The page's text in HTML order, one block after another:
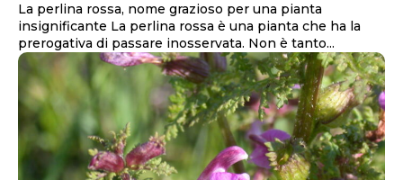
La perlina rossa, nome grazioso per una pianta
insignificante La perlina rossa è una pianta che ha la
prerogativa di passare inosservata. Non è tanto...